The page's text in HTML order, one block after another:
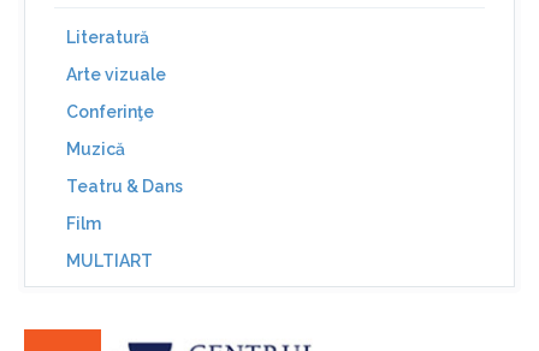
Literatură
Arte vizuale
Conferinţe
Muzică
Teatru & Dans
Film
MULTIART